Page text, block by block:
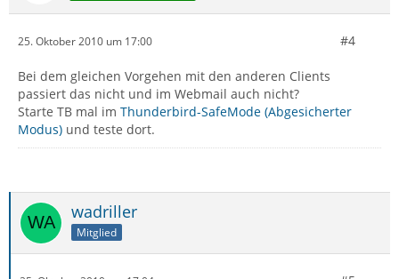
25. Oktober 2010 um 17:00 #4
Bei dem gleichen Vorgehen mit den anderen Clients
passiert das nicht und im Webmail auch nicht?
Starte TB mal im Thunderbird-SafeMode (Abgesicherter
Modus) und teste dort.
wadriller
Mitglied